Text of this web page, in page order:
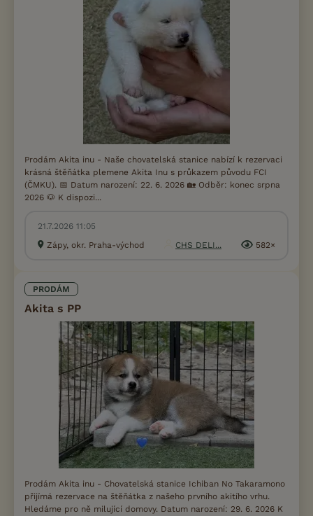
Prodám Akita inu - Naše chovatelská stanice nabízí k rezervaci
krásná štěňátka plemene Akita Inu s průkazem původu FCI
(ČMKU). 📅 Datum narození: 22. 6. 2026 🏡 Odběr: konec srpna
2026 🐶 K dispozi...
21.7.2026 11:05
Zápy, okr. Praha-východ
CHS DELI... 582×
PRODÁM
Akita s PP
Prodám Akita inu - Chovatelská stanice Ichiban No Takaramono
přijímá rezervace na štěňátka z našeho prvního akitího vrhu.
Hledáme pro ně milující domovy. Datum narození: 29. 6. 2026 K